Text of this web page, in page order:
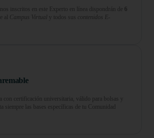
inscritos en este Experto en línea dispondrán de 6
al Campus Virtual y todos sus
contenidos E-
con certificación universitaria, válido para bolsas y
siempre las bases específicas de tu Comunidad